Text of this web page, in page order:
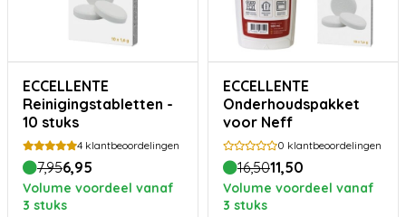
ECCELLENTE
Reinigingstabletten -
10 stuks
4 klantbeoordelingen
7,956,95
Volume voordeel vanaf
3 stuks
ECCELLENTE
Onderhoudspakket
voor Neff
0 klantbeoordelingen
16,5011,50
Volume voordeel vanaf
3 stuks